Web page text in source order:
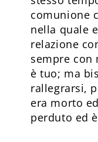
comunione
nella quale
relazione
sempre con
è tuo; ma
rallegrarsi,
era morto
perduto ed